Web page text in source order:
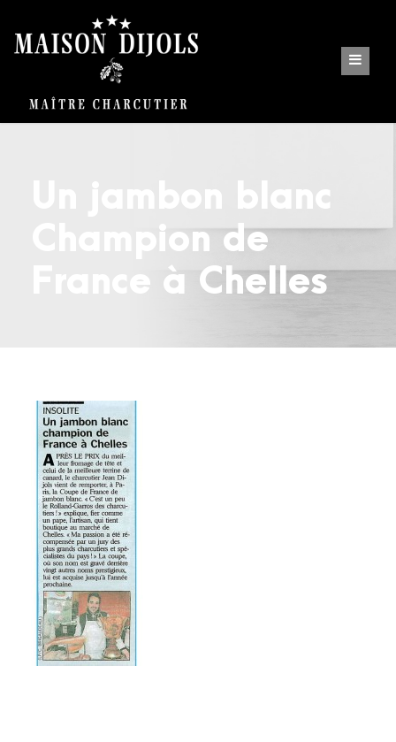
Un jambon blanc
Champion de
France à Chelles